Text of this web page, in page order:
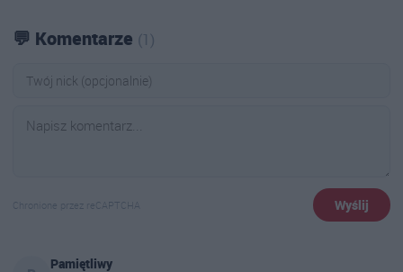
💬 Komentarze (1)
Chronione przez reCAPTCHA Wyślij
Pamiętliwy